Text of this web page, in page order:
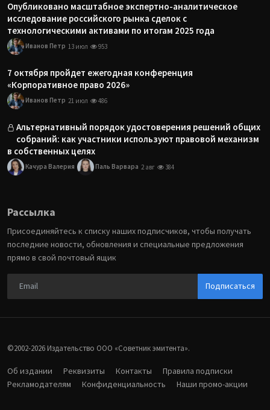
Опубликовано масштабное экспертно-аналитическое
исследование российского рынка сделок с
технологическими активами по итогам 2025 года
Иванов Петр 13 июл 953
7 октября пройдет ежегодная конференция
«Корпоративное право 2026»
Иванов Петр 21 июл 486
Альтернативный порядок удостоверения решений общих
собраний: как участники используют правовой механизм
в собственных целях
Качура Валерия Паль Варвара 2 авг 384
Рассылка
Присоединяйтесь к списку наших подписчиков, чтобы получать
последние новости, обновления и специальные предложения
прямо в свой почтовый ящик
Подписаться
©2002-2026 Издательство ООО «‎Советник эмитента».
Об издании Реквизиты Контакты
Правила подписки
Рекламодателям
Конфиденциальность Наши промо-акции